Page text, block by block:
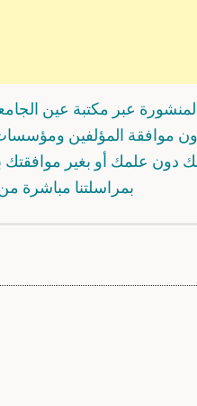
عبر مكتبة عين
موافقة المؤلفين
دون علمك أو بغير
بمراسلتنا مباشرة